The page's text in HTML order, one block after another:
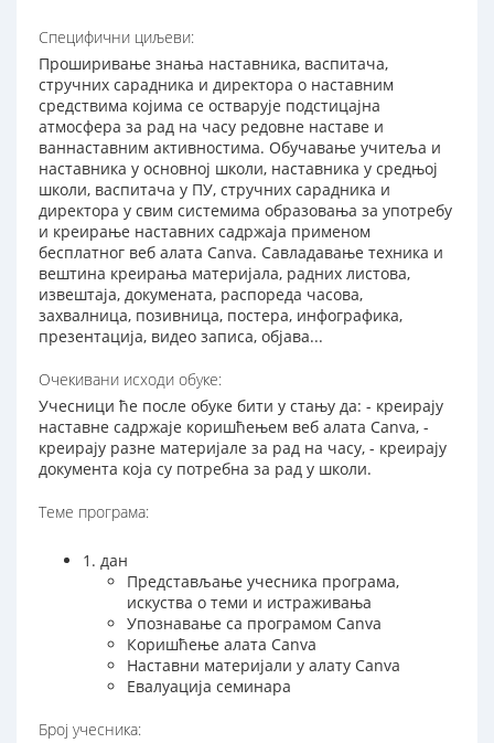
Специфични циљеви:
Проширивање знања наставника, васпитача,
стручних сарадника и директора о наставним
средствима којима се остварује подстицајна
атмосфера за рад на часу редовне наставе и
ваннаставним активностима. Обучавање учитеља и
наставника у основној школи, наставника у средњој
школи, васпитача у ПУ, стручних сарадника и
директора у свим системима образовања за употребу
и креирање наставних садржаја применом
бесплатног веб алата Canva. Савладавање техника и
вештина креирања материјала, радних листова,
извештаја, докумената, распореда часова,
захвалница, позивница, постера, инфографика,
презентација, видео записа, објава...
Очекивани исходи обуке:
Учесници ће после обуке бити у стању да: - креирају
наставне садржаје коришћењем веб алата Canva, -
креирају разне материјале за рад на часу, - креирају
документа која су потребна за рад у школи.
Теме програма:
1. дан
Представљање учесника програма,
искуства о теми и истраживања
Упознавање са програмом Canva
Коришћење алата Canva
Наставни материјали у алату Canva
Евалуација семинара
Број учесника: